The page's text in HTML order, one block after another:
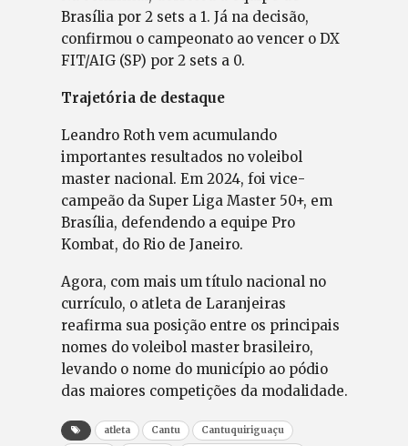
Brasília por 2 sets a 1. Já na decisão,
confirmou o campeonato ao vencer o DX
FIT/AIG (SP) por 2 sets a 0.
Trajetória de destaque
Leandro Roth vem acumulando
importantes resultados no voleibol
master nacional. Em 2024, foi vice-
campeão da Super Liga Master 50+, em
Brasília, defendendo a equipe Pro
Kombat, do Rio de Janeiro.
Agora, com mais um título nacional no
currículo, o atleta de Laranjeiras
reafirma sua posição entre os principais
nomes do voleibol master brasileiro,
levando o nome do município ao pódio
das maiores competições da modalidade.
atleta Cantu
Cantuquiriguaçu